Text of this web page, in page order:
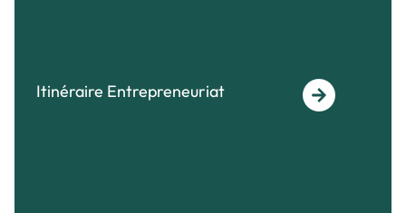
Itinéraire Entrepreneuriat